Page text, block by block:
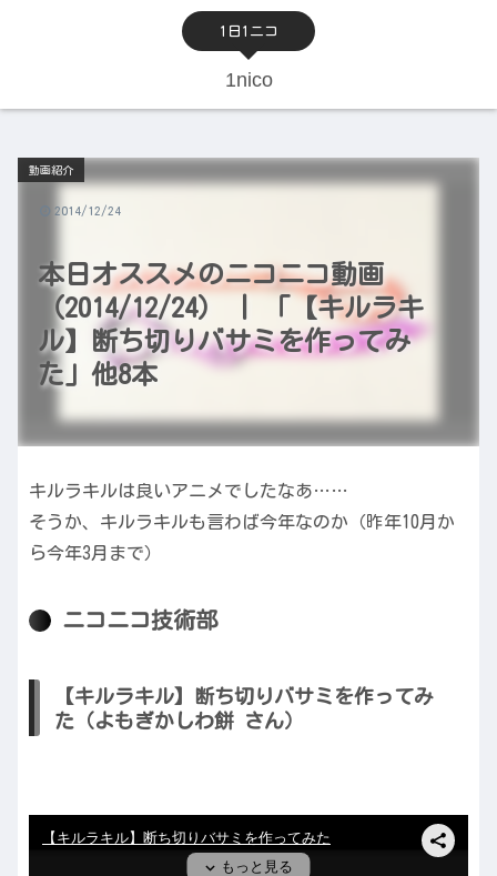
1日1ニコ
1nico
本日オススメのニコニコ動画
（2014/12/24） | 「【キルラキ
ル】断ち切りバサミを作ってみ
た」他8本
動画紹介
2014/12/24
キルラキルは良いアニメでしたなあ……
そうか、キルラキルも言わば今年なのか（昨年10月か
ら今年3月まで）
ニコニコ技術部
【キルラキル】断ち切りバサミを作ってみ
た（よもぎかしわ餅 さん）